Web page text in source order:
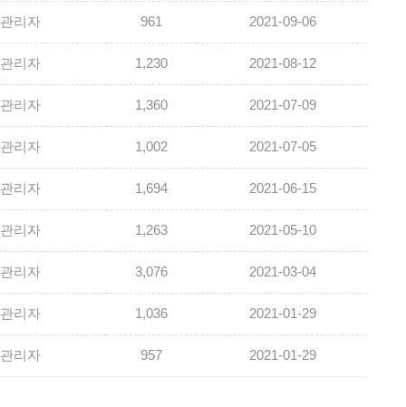
관리자 961 2021-09-06
관리자 1,230 2021-08-12
관리자 1,360 2021-07-09
관리자 1,002 2021-07-05
관리자 1,694 2021-06-15
관리자 1,263 2021-05-10
관리자 3,076 2021-03-04
관리자 1,036 2021-01-29
관리자 957 2021-01-29